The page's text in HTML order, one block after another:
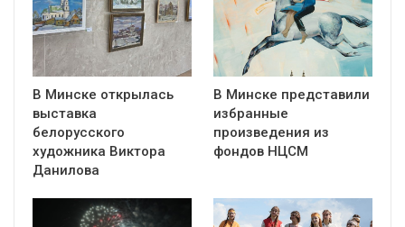
В Минске открылась
выставка
белорусского
художника Виктора
Данилова
В Минске представили
избранные
произведения из
фондов НЦСМ